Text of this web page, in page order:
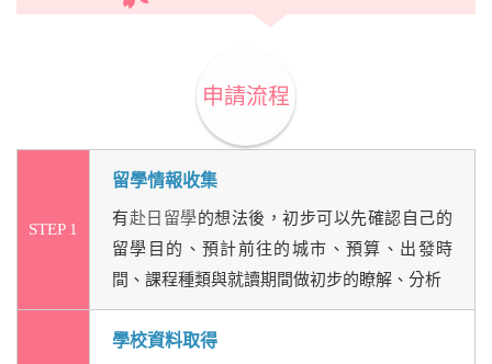
申請流程
STEP 1
留學情報收集
有赴日留學的想法後，初步可以先確認自己的
留學目的、預計前往的城市、預算、出發時
間、課程種類與就讀期間做初步的瞭解、分析
學校資料取得